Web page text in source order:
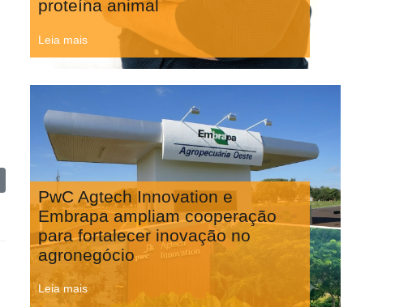
proteína animal
Leia mais
PwC Agtech Innovation e
Embrapa ampliam cooperação
para fortalecer inovação no
agronegócio
Leia mais